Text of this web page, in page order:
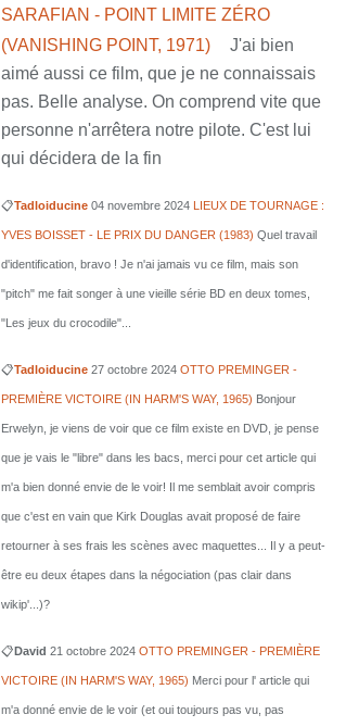
SARAFIAN - POINT LIMITE ZÉRO
(VANISHING POINT, 1971)
J'ai bien
aimé aussi ce film, que je ne connaissais
pas. Belle analyse. On comprend vite que
personne n'arrêtera notre pilote. C'est lui
qui décidera de la fin
📋Tadloiducine 04 novembre 2024 LIEUX DE TOURNAGE :
YVES BOISSET - LE PRIX DU DANGER (1983) Quel travail
d'identification, bravo ! Je n'ai jamais vu ce film, mais son
"pitch" me fait songer à une vieille série BD en deux tomes,
"Les jeux du crocodile"...
📋Tadloiducine 27 octobre 2024 OTTO PREMINGER -
PREMIÈRE VICTOIRE (IN HARM'S WAY, 1965) Bonjour
Erwelyn, je viens de voir que ce film existe en DVD, je pense
que je vais le "libre" dans les bacs, merci pour cet article qui
m'a bien donné envie de le voir! Il me semblait avoir compris
que c'est en vain que Kirk Douglas avait proposé de faire
retourner à ses frais les scènes avec maquettes... Il y a peut-
être eu deux étapes dans la négociation (pas clair dans
wikip'...)?
📋David 21 octobre 2024 OTTO PREMINGER - PREMIÈRE
VICTOIRE (IN HARM'S WAY, 1965) Merci pour l' article qui
m'a donné envie de le voir (et oui toujours pas vu, pas